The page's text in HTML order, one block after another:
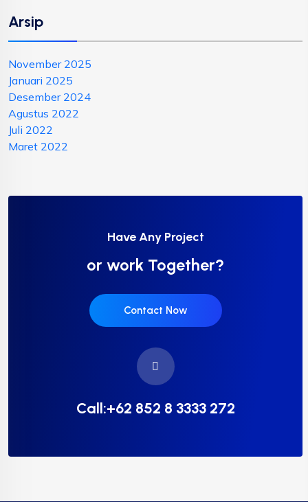
Arsip
November 2025
Januari 2025
Desember 2024
Agustus 2022
Juli 2022
Maret 2022
Have Any Project
or work Together?
Contact Now
Call:+62 852 8 3333 272